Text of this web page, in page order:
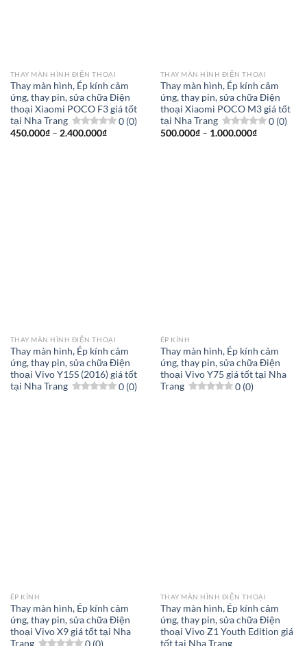
THAY MÀN HÌNH ĐIỆN THOẠI
Thay màn hình, Ép kính cảm
ứng, thay pin, sửa chữa Điện
thoại Xiaomi POCO F3 giá tốt
tại Nha Trang
0 (0)
450.000₫ – 2.400.000₫Khoảng
THAY MÀN HÌNH ĐIỆN THOẠI
Thay màn hình, Ép kính cảm
ứng, thay pin, sửa chữa Điện
thoại Xiaomi POCO M3 giá tốt
tại Nha Trang
0 (0)
500.000₫ – 1.000.000₫Khoảng
THAY MÀN HÌNH ĐIỆN THOẠI
Thay màn hình, Ép kính cảm
ứng, thay pin, sửa chữa Điện
thoại Vivo Y15S (2016) giá tốt
tại Nha Trang
0 (0)
ÉP KÍNH
Thay màn hình, Ép kính cảm
ứng, thay pin, sửa chữa Điện
thoại Vivo Y75 giá tốt tại Nha
Trang
0 (0)
ÉP KÍNH
Thay màn hình, Ép kính cảm
ứng, thay pin, sửa chữa Điện
thoại Vivo X9 giá tốt tại Nha
Trang
0 (0)
THAY MÀN HÌNH ĐIỆN THOẠI
Thay màn hình, Ép kính cảm
ứng, thay pin, sửa chữa Điện
thoại Vivo Z1 Youth Edition giá
tốt tại Nha Trang